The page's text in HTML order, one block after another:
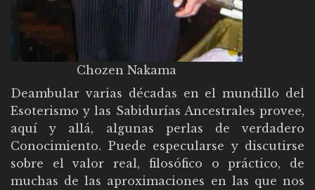
Chozen Nakama
Deambular varias décadas en el mundillo del
Esoterismo y las Sabidurías Ancestrales provee,
aquí y allá, algunas perlas de verdadero
Conocimiento. Puede especularse y discutirse
sobre el valor real, filosófico o práctico, de
muchas de las aproximaciones en las que nos